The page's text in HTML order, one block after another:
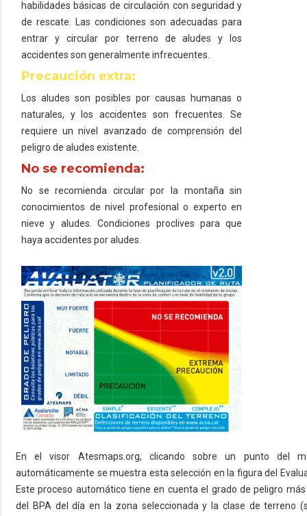
habilidades básicas de circulación con seguridad y
de rescate. Las condiciones son adecuadas para
entrar y circular por terreno de aludes y los
accidentes son generalmente infrecuentes.
Precaución extra:
Los aludes son posibles por causas humanas o
naturales, y los accidentes son frecuentes. Se
requiere un nivel avanzado de comprensión del
peligro de aludes existente.
No se recomienda:
No se recomienda circular por la montaña sin
conocimientos de nivel profesional o experto en
nieve y aludes. Condiciones proclives para que
haya accidentes por aludes.
En el visor Atesmaps.org, clicando sobre un punto del
automáticamente se muestra esta selección en la figura del
Este proceso automático tiene en cuenta el grado de peligro
del BPA del día en la zona seleccionada y la clase de terreno